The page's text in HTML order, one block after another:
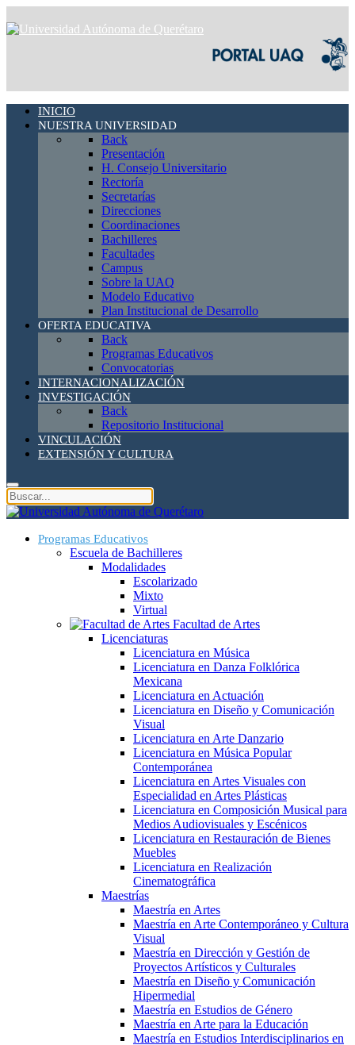
INICIO
NUESTRA UNIVERSIDAD
Back
Presentación
H. Consejo Universitario
Rectoría
Secretarías
Direcciones
Coordinaciones
Bachilleres
Facultades
Campus
Sobre la UAQ
Modelo Educativo
Plan Institucional de Desarrollo
OFERTA EDUCATIVA
Back
Programas Educativos
Convocatorias
INTERNACIONALIZACIÓN
INVESTIGACIÓN
Back
Repositorio Institucional
VINCULACIÓN
EXTENSIÓN Y CULTURA
Programas Educativos
Escuela de Bachilleres
Modalidades
Escolarizado
Mixto
Virtual
Facultad de Artes
Licenciaturas
Licenciatura en Música
Licenciatura en Danza Folklórica
Mexicana
Licenciatura en Actuación
Licenciatura en Diseño y Comunicación
Visual
Licenciatura en Arte Danzario
Licenciatura en Música Popular
Contemporánea
Licenciatura en Artes Visuales con
Especialidad en Artes Plásticas
Licenciatura en Composición Musical para
Medios Audiovisuales y Escénicos
Licenciatura en Restauración de Bienes
Muebles
Licenciatura en Realización
Cinematográfica
Maestrías
Maestría en Artes
Maestría en Arte Contemporáneo y Cultura
Visual
Maestría en Dirección y Gestión de
Proyectos Artísticos y Culturales
Maestría en Diseño y Comunicación
Hipermedial
Maestría en Estudios de Género
Maestría en Arte para la Educación
Maestría en Estudios Interdisciplinarios en